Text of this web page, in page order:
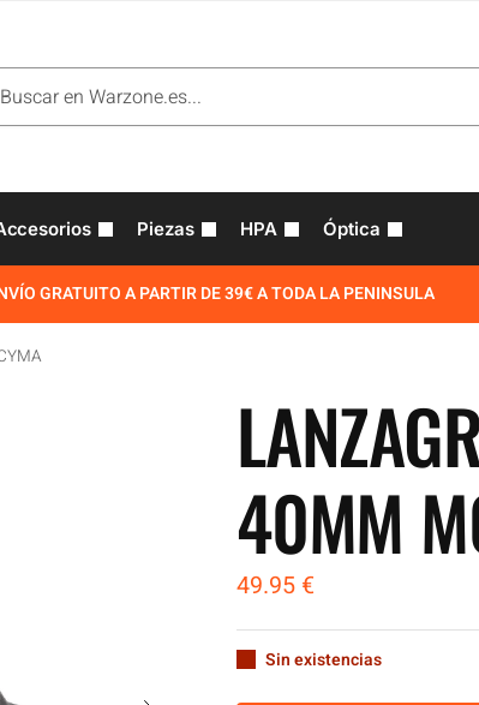
Piezas HPA Óptica
GRATUITO A PARTIR DE 39€ A TODA LA PENINSULA
40MM
49.95 €
Sin existencias